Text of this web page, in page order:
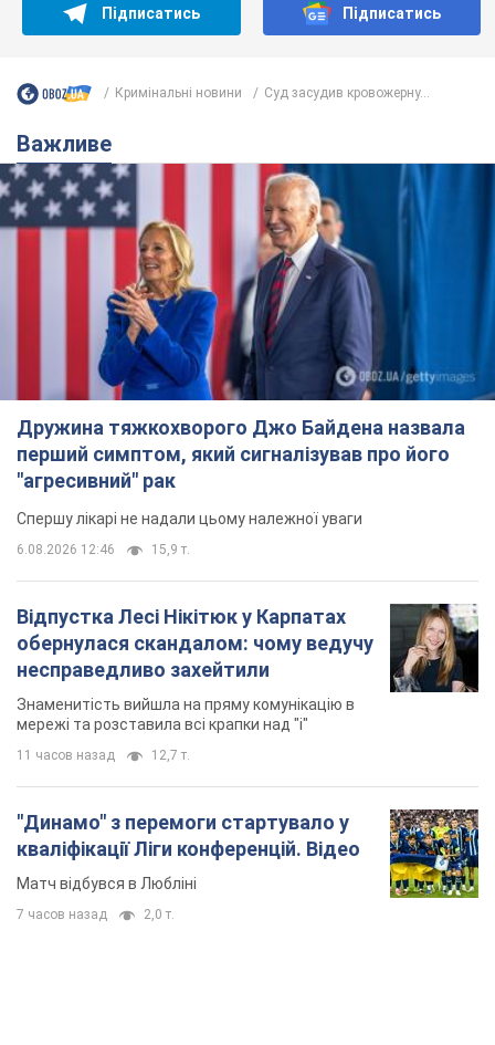
Підписатись Підписатись
Кримінальні новини Суд засудив кровожерну...
Важливе
Дружина тяжкохворого Джо Байдена назвала
перший симптом, який сигналізував про його
"агресивний" рак
Спершу лікарі не надали цьому належної уваги
6.08.2026 12:46 15,9 т.
Відпустка Лесі Нікітюк у Карпатах
обернулася скандалом: чому ведучу
несправедливо захейтили
Знаменитість вийшла на пряму комунікацію в
мережі та розставила всі крапки над "і"
11 часов назад 12,7 т.
"Динамо" з перемоги стартувало у
кваліфікації Ліги конференцій. Відео
Матч відбувся в Любліні
7 часов назад 2,0 т.